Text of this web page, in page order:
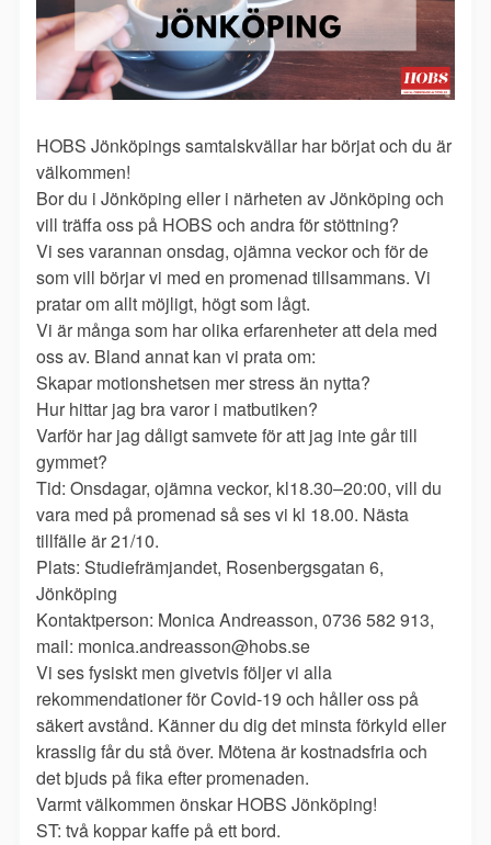
HOBS Jönköpings samtalskvällar har börjat och du är
välkommen!
Bor du i Jönköping eller i närheten av Jönköping och
vill träffa oss på HOBS och andra för stöttning?
Vi ses varannan onsdag, ojämna veckor och för de
som vill börjar vi med en promenad tillsammans. Vi
pratar om allt möjligt, högt som lågt.
Vi är många som har olika erfarenheter att dela med
oss av. Bland annat kan vi prata om:
Skapar motionshetsen mer stress än nytta?
Hur hittar jag bra varor i matbutiken?
Varför har jag dåligt samvete för att jag inte går till
gymmet?
Tid: Onsdagar, ojämna veckor, kl18.30–20:00, vill du
vara med på promenad så ses vi kl 18.00. Nästa
tillfälle är 21/10.
Plats: Studiefrämjandet, Rosenbergsgatan 6,
Jönköping
Kontaktperson: Monica Andreasson, 0736 582 913,
mail: monica.andreasson@hobs.se
Vi ses fysiskt men givetvis följer vi alla
rekommendationer för Covid-19 och håller oss på
säkert avstånd. Känner du dig det minsta förkyld eller
krasslig får du stå över. Mötena är kostnadsfria och
det bjuds på fika efter promenaden.
Varmt välkommen önskar HOBS Jönköping!
ST: två koppar kaffe på ett bord.